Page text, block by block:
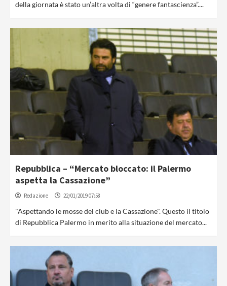
della giornata è stato un’altra volta di “genere fantascienza”....
Repubblica – “Mercato bloccato: il Palermo
aspetta la Cassazione”
Redazione 22/01/2019 07:58
"Aspettando le mosse del club e la Cassazione". Questo il titolo
di Repubblica Palermo in merito alla situazione del mercato...